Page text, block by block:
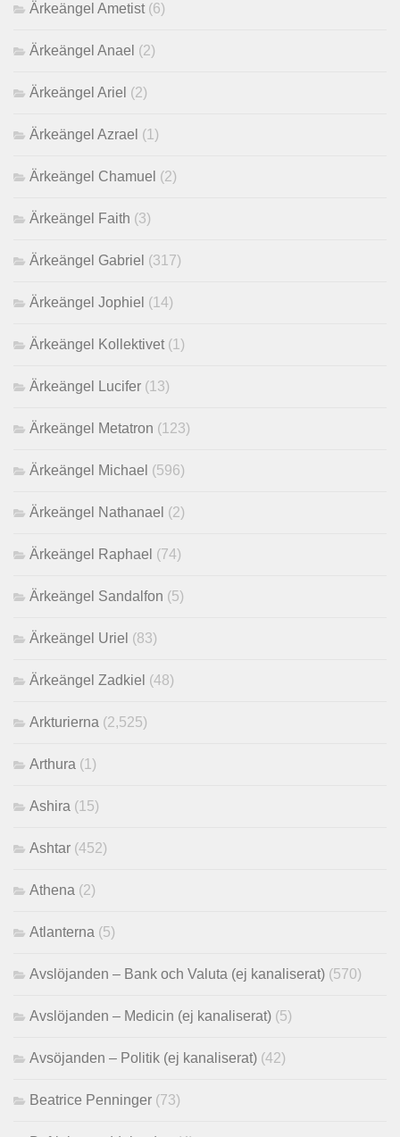
Ärkeängel Ametist(6)
Ärkeängel Anael (2)
Ärkeängel Ariel (2)
Ärkeängel Azrael (1)
Ärkeängel Chamuel (2)
Ärkeängel Faith (3)
Ärkeängel Gabriel (317)
Ärkeängel Jophiel (14)
Ärkeängel Kollektivet(1)
Ärkeängel Lucifer (13)
Ärkeängel Metatron (123)
Ärkeängel Michael (596)
Ärkeängel Nathanael (2)
Ärkeängel Raphael (74)
Ärkeängel Sandalfon (5)
Ärkeängel Uriel (83)
Ärkeängel Zadkiel (48)
Arkturierna (2,525)
Arthura (1)
Ashira (15)
Ashtar (452)
Athena (2)
Atlanterna (5)
Avslöjanden – Bank och Valuta (ej kanaliserat) (570)
Avslöjanden – Medicin (ej kanaliserat) (5)
Avsöjanden – Politik (ej kanaliserat) (42)
Beatrice Penninger (73)